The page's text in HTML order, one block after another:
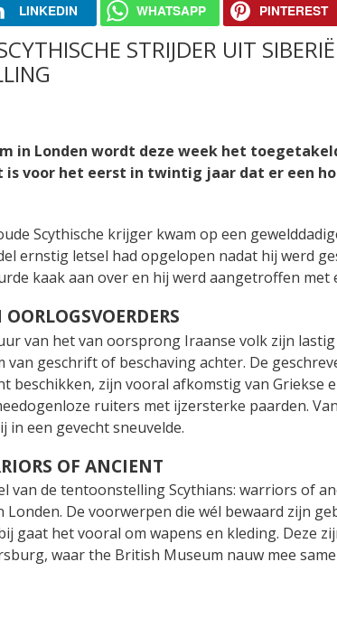
LINKEDIN WHATSAPP PINTEREST
STRIJDER UIT
in Londen wordt deze week het
voor het eerst in twintig jaar dat er een
Scythische krijger kwam op een
ernstig letsel had opgelopen nadat hij werd
kaak aan over en hij werd aangetroffen met
van het van oorsprong Iraanse volk zijn
van geschrift of beschaving achter. De
beschikken, zijn vooral afkomstig van Griekse
ruiters met ijzersterke paarden.
in een gevecht sneuvelde.
OF ANCIENT
van de tentoonstelling Scythians: warriors of
De voorwerpen die wél bewaard zijn
gaat het vooral om wapens en kleding. Deze
waar the British Museum nauw mee